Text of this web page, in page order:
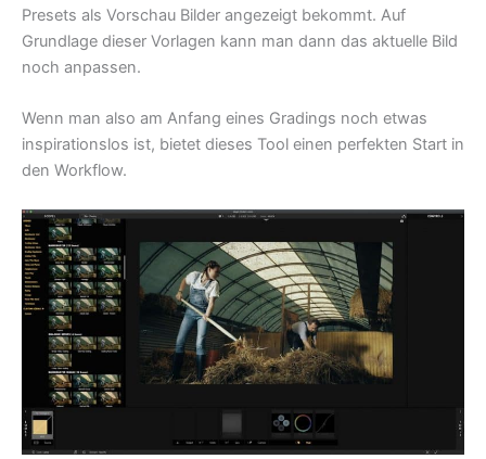
Presets als Vorschau Bilder angezeigt bekommt. Auf
Grundlage dieser Vorlagen kann man dann das aktuelle Bild
noch anpassen.
Wenn man also am Anfang eines Gradings noch etwas
inspirationslos ist, bietet dieses Tool einen perfekten Start in
den Workflow.